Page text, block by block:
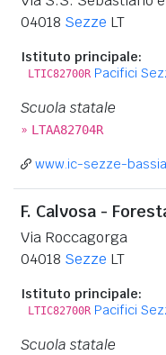
04018 Sezze LT
Istituto principale:
LTIC82700R Pacifici
Scuola statale
» LTAA82704R
www.ic-sezze-
F. Calvosa -
Via Roccagorga
04018 Sezze LT
Istituto principale:
LTIC82700R Pacifici
Scuola statale